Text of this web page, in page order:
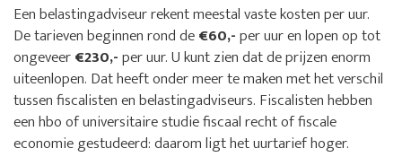
Een belastingadviseur rekent meestal vaste kosten per uur.
De tarieven beginnen rond de€60,-per uur en lopen op tot
ongeveer€230,-per uur. U kunt zien dat de prijzen enorm
uiteenlopen. Dat heeft onder meer te maken met het verschil
tussen fiscalisten en belastingadviseurs. Fiscalisten hebben
een hbo of universitaire studie fiscaal recht of fiscale
economie gestudeerd: daarom ligt het uurtarief hoger.